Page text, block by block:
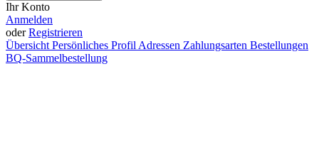
Ihr Konto
Anmelden
oderRegistrieren
Übersicht Persönliches Profil Adressen Zahlungsarten Bestellungen
BQ-Sammelbestellung